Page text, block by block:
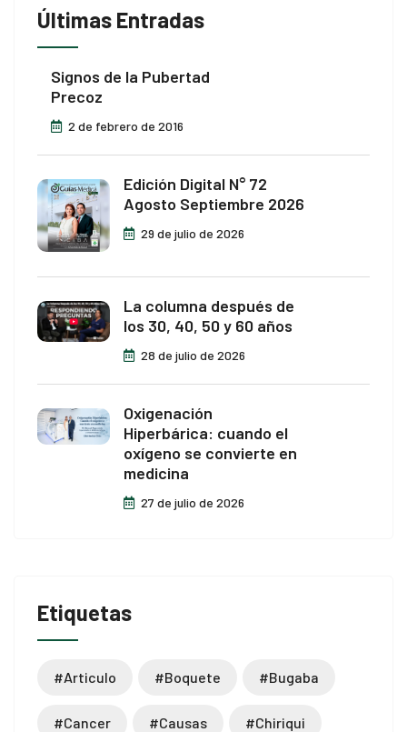
Últimas Entradas
Signos de la Pubertad
Precoz
2 de febrero de 2016
Edición Digital N° 72
Agosto Septiembre 2026
29 de julio de 2026
La columna después de
los 30, 40, 50 y 60 años
28 de julio de 2026
Oxigenación
Hiperbárica: cuando el
oxígeno se convierte en
medicina
27 de julio de 2026
Etiquetas
#articulo #boquete #bugaba
#cancer #causas #chiriqui